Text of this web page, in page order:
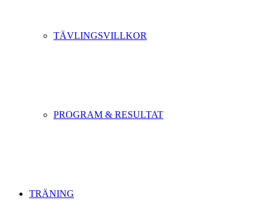
TÄVLINGSVILLKOR
PROGRAM & RESULTAT
TRÄNING